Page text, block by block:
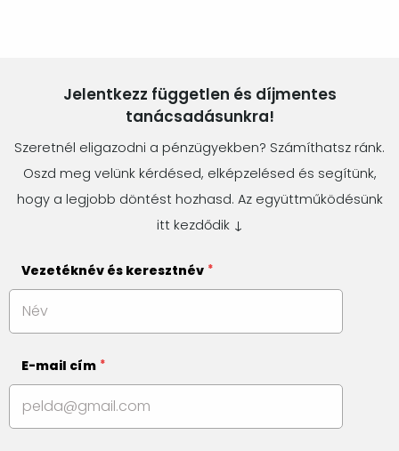
Jelentkezz független és díjmentes
tanácsadásunkra!
Szeretnél eligazodni a pénzügyekben? Számíthatsz ránk.
Oszd meg velünk kérdésed, elképzelésed és segítünk,
hogy a legjobb döntést hozhasd. Az együttműködésünk
itt kezdődik ↓
Vezetéknév és keresztnév
E-mail cím